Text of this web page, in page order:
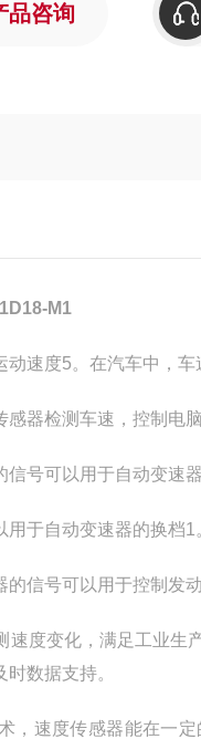
品咨询
M1
速度5。在汽车中，
器检测车速，控制电
号可以用于自动变速
于自动变速器的换档1
信号可以用于控制发
度变化，满足工业
数据支持。
，速度传感器能在一